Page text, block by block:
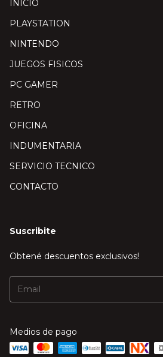
INICIO
PLAYSTATION
NINTENDO
JUEGOS FISICOS
PC GAMER
RETRO
OFICINA
INDUMENTARIA
SERVICIO TECNICO
CONTACTO
Suscribite
Obtené descuentos exclusivos!
Medios de pago